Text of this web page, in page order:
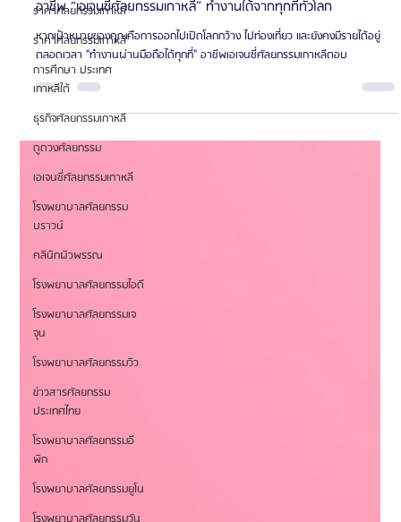
ราคาศัลยกรรมเกาหลี
ราคาศัลยกรรมเกาหลี
การศึกษา ประเทศ
เกาหลีใต้
ธุรกิจศัลยกรรมเกาหลี
ดูดวงศัลยกรรม
เอเจนซี่ศัลยกรรมเกาหลี
โรงพยาบาลศัลยกรรม
บราวน์
คลินิกผิวพรรณ
โรงพยาบาลศัลยกรรมไอดี
โรงพยาบาลศัลยกรรมเจ
จุน
โรงพยาบาลศัลยกรรมวิว
ข่าวสารศัลยกรรม
ประเทศไทย
โรงพยาบาลศัลยกรรมอี
พิก
โรงพยาบาลศัลยกรรมยูโน
Oppa Me
ยาว 1 นาที
Beauty Tips
อาชีพ “เอเจนซี่ศัลยกรรมเกาหลี” ทำงานได้จากทุกที่ทั่วโลก
หากเป้าหมายของคุณคือการออกไปเปิดโลกกว้าง ไปท่องเที่ยว และยังคงมีรายได้อยู่
ตลอดเวลา "ทำงานผ่านมือถือได้ทุกที่" อาชีพเอเจนซี่ศัลยกรรมเกาหลีตอบ